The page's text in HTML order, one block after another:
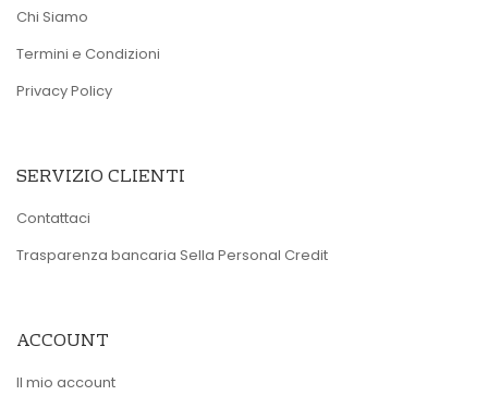
Chi Siamo
Termini e Condizioni
Privacy Policy
SERVIZIO CLIENTI
Contattaci
Trasparenza bancaria Sella Personal Credit
ACCOUNT
Il mio account